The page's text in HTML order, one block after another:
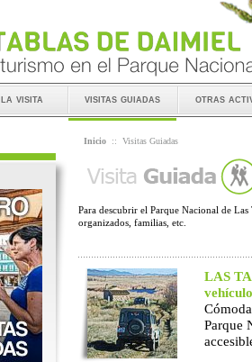
la visita visitas guiadas otras
Inicio :: Visitas Guiadas
Para descubrir el Parque Nacional de
organizados, familias, etc.
LAS
vehículo
Parque